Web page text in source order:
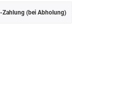
Zahlung (bei Abholung)